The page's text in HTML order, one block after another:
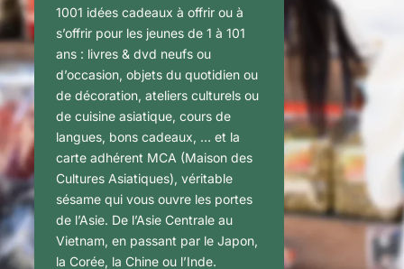
1001 idées cadeaux à offrir ou à
s’offrir pour les jeunes de 1 à 101
ans : livres & dvd neufs ou
d’occasion, objets du quotidien ou
de décoration, ateliers culturels ou
de cuisine asiatique, cours de
langues, bons cadeaux, … et la
carte adhérent MCA (Maison des
Cultures Asiatiques), véritable
sésame qui vous ouvre les portes
de l’Asie. De l’Asie Centrale au
Vietnam, en passant par le Japon,
la Corée, la Chine ou l’Inde.